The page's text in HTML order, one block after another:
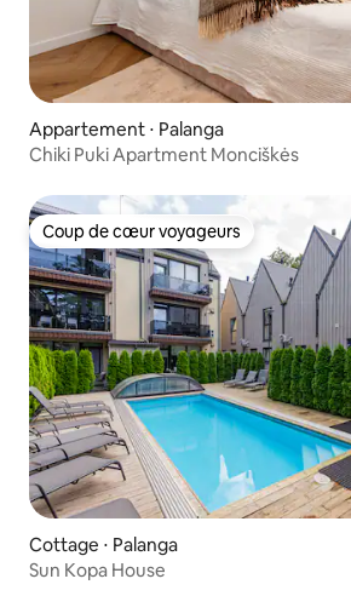
Appartement ⋅ Palanga
Chiki Puki Apartment Monciškės
Coup de cœur voyageurs
Coup de cœur voyageurs
Cottage ⋅ Palanga
Sun Kopa House